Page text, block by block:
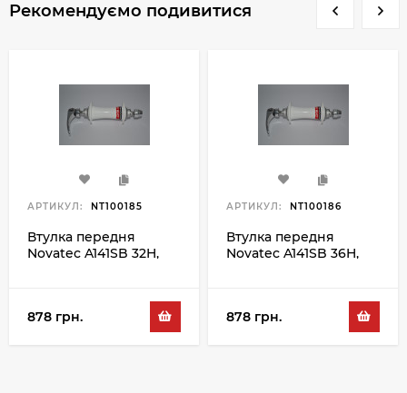
Рекомендуємо подивитися
АРТИКУЛ: NT100185
Втулка передня
Novatec A141SB 32H,
878 грн.
АРТИКУЛ: NT100186
Втулка передня
Novatec A141SB 36H,
878 грн.